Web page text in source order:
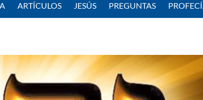
ARTÍCULOS JESÚS PREGUNTAS